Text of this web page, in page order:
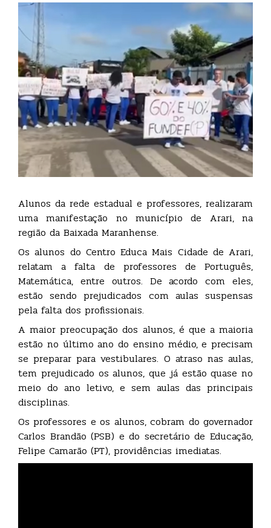
Alunos da rede estadual e professores, realizaram
uma manifestação no município de Arari, na
região da Baixada Maranhense.
Os alunos do Centro Educa Mais Cidade de Arari,
relatam a falta de professores de Português,
Matemática, entre outros. De acordo com eles,
estão sendo prejudicados com aulas suspensas
pela falta dos profissionais.
A maior preocupação dos alunos, é que a maioria
estão no último ano do ensino médio, e precisam
se preparar para vestibulares. O atraso nas aulas,
tem prejudicado os alunos, que já estão quase no
meio do ano letivo, e sem aulas das principais
disciplinas.
Os professores e os alunos, cobram do governador
Carlos Brandão (PSB) e do secretário de Educação,
Felipe Camarão (PT), providências imediatas.